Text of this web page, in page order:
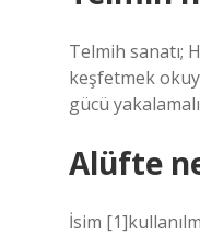
Telmih sanatı;
keşfetmek
gücü
Alüfte
İsim